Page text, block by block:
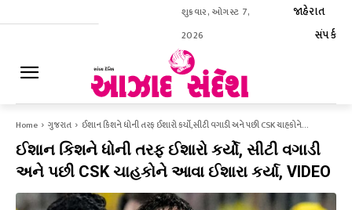
શુક્રવાર, ઓગસ્ટ 7,
2026
જાહેરાત
સંપર્ક
Home ગુજરાત ઈશાન કિશને ધોની તરફ ઈશારો કર્યો, સીટી વગાડી અને પછી CSK ચાહકોને...
ઈશાન કિશને ધોની તરફ ઈશારો કર્યો, સીટી વગાડી
અને પછી CSK ચાહકોને આવા ઈશારા કર્યા, VIDEO